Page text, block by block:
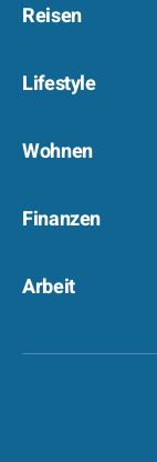
Reisen
Lifestyle
Wohnen
Finanzen
Arbeit